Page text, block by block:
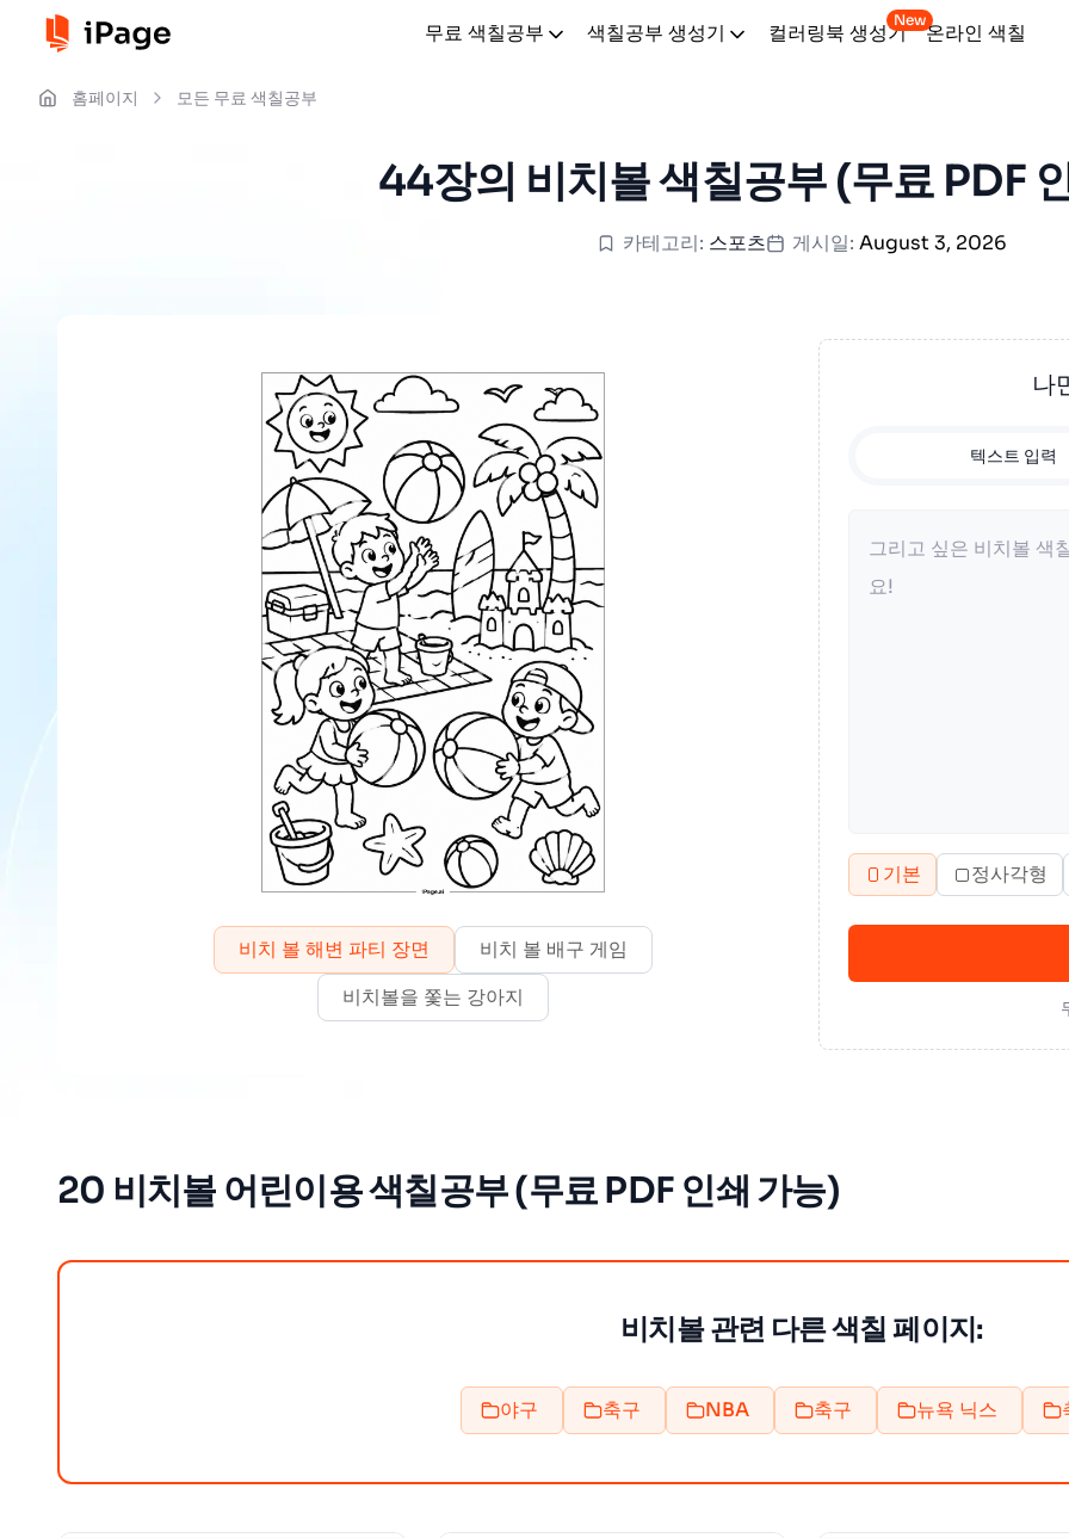
무료 색칠공부 색칠공부 생성기 컬러링북 생성기
New
온라인 색칠
홈페이지 모든 무료 색칠공부
44장의 비치볼 색칠공부 (무료 PDF
카테고리: 스포츠 게시일: August 3, 2026
비치 볼 해변 파티 장면
비치 볼 배구 게임
비치볼을 쫓는 강아지
나
텍스트 입력
기본 정사각형
20 비치볼 어린이용 색칠공부 (무료 PDF 인쇄 가능)
비치볼 관련 다른 색칠 페이지:
야구 축구 NBA 축구 뉴욕 닉스